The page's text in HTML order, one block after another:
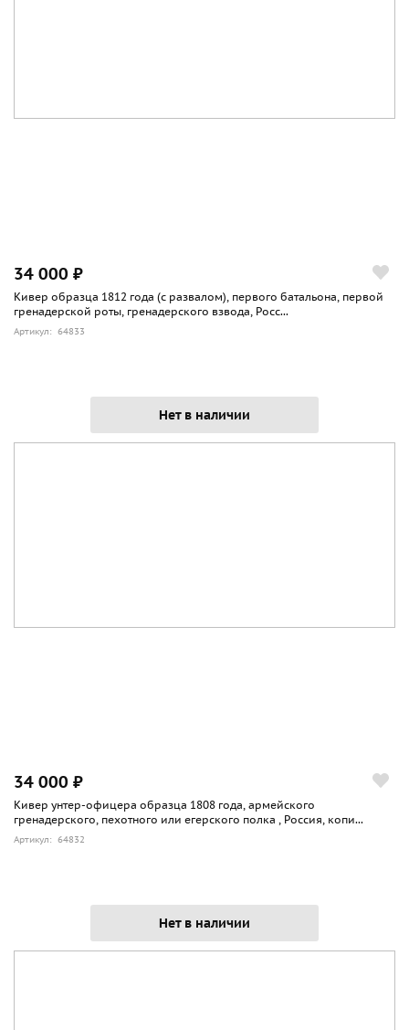
34 000 ₽
Кивер образца 1812 года (с развалом), первого батальона, первой
гренадерской роты, гренадерского взвода, Росс...
Артикул: 64833
Нет в наличии
34 000 ₽
Кивер унтер-офицера образца 1808 года, армейского
гренадерского, пехотного или егерского полка , Россия, копи...
Артикул: 64832
Нет в наличии